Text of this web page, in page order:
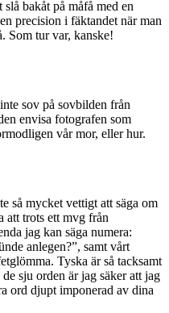
bakåt på måfå med en
precision i fäktandet när man
Som tur var, kanske!
sov på sovbilden från
envisa fotografen som
vår mor, eller hur.
så mycket vettigt att säga om
att trots ett mvg från
jag kan säga numera:
anlegen?”, samt vårt
Tyska är så tacksamt
sju orden är jag säker att jag
ord djupt imponerad av dina